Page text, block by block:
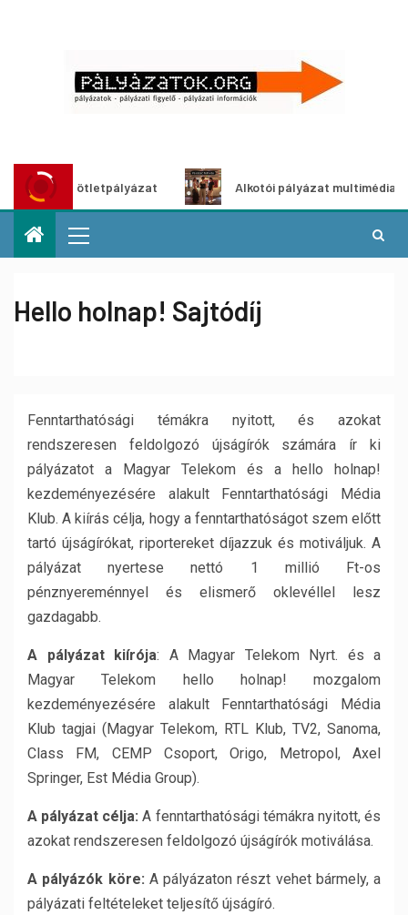
ötletpályázat Alkotói pályázat multimédia-kiállításhoz
Hello holnap! Sajtódíj
Fenntarthatósági témákra nyitott, és azokat
rendszeresen feldolgozó újságírók számára ír ki
pályázatot a Magyar Telekom és a hello holnap!
kezdeményezésére alakult Fenntarthatósági Média
Klub. A kiírás célja, hogy a fenntarthatóságot szem előtt
tartó újságírókat, riportereket díjazzuk és motiváljuk. A
pályázat nyertese nettó 1 millió Ft-os
pénznyereménnyel és elismerő oklevéllel lesz
gazdagabb.
A pályázat kiírója: A Magyar Telekom Nyrt. és a
Magyar Telekom hello holnap! mozgalom
kezdeményezésére alakult Fenntarthatósági Média
Klub tagjai (Magyar Telekom, RTL Klub, TV2, Sanoma,
Class FM, CEMP Csoport, Origo, Metropol, Axel
Springer, Est Média Group).
A pályázat célja:A fenntarthatósági témákra nyitott, és
azokat rendszeresen feldolgozó újságírók motiválása.
A pályázók köre: A pályázaton részt vehet bármely, a
pályázati feltételeket teljesítő újságíró.